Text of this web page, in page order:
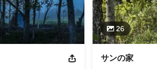
26
サンの家